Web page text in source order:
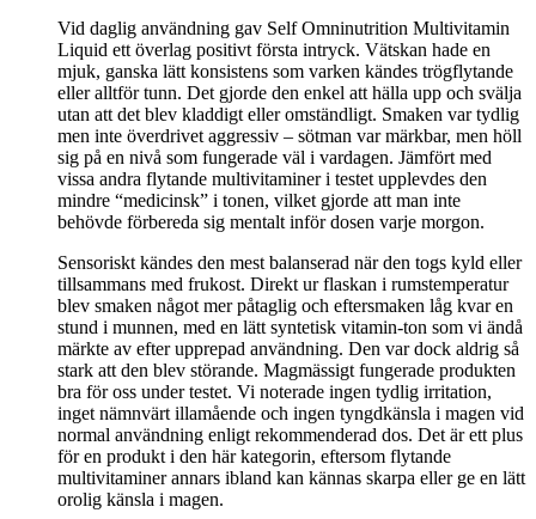
Vid daglig användning gav Self Omninutrition Multivitamin
Liquid ett överlag positivt första intryck. Vätskan hade en
mjuk, ganska lätt konsistens som varken kändes trögflytande
eller alltför tunn. Det gjorde den enkel att hälla upp och svälja
utan att det blev kladdigt eller omständligt. Smaken var tydlig
men inte överdrivet aggressiv – sötman var märkbar, men höll
sig på en nivå som fungerade väl i vardagen. Jämfört med
vissa andra flytande multivitaminer i testet upplevdes den
mindre “medicinsk” i tonen, vilket gjorde att man inte
behövde förbereda sig mentalt inför dosen varje morgon.
Sensoriskt kändes den mest balanserad när den togs kyld eller
tillsammans med frukost. Direkt ur flaskan i rumstemperatur
blev smaken något mer påtaglig och eftersmaken låg kvar en
stund i munnen, med en lätt syntetisk vitamin-ton som vi ändå
märkte av efter upprepad användning. Den var dock aldrig så
stark att den blev störande. Magmässigt fungerade produkten
bra för oss under testet. Vi noterade ingen tydlig irritation,
inget nämnvärt illamående och ingen tyngdkänsla i magen vid
normal användning enligt rekommenderad dos. Det är ett plus
för en produkt i den här kategorin, eftersom flytande
multivitaminer annars ibland kan kännas skarpa eller ge en lätt
orolig känsla i magen.